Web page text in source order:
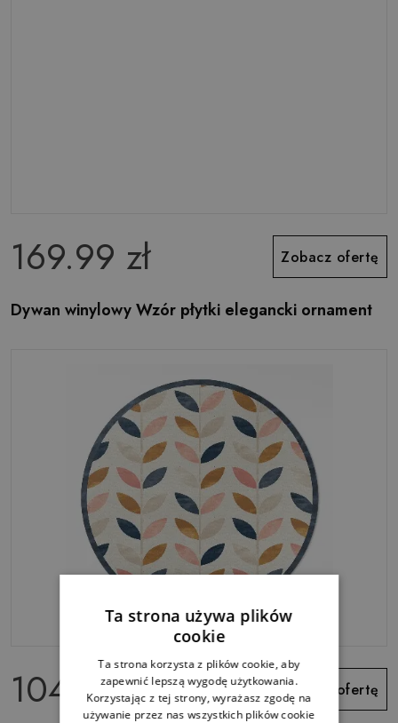
169.99 zł Zobacz ofertę
Dywan winylowy Wzór płytki elegancki ornament
104.99 zł Zobacz ofertę
Ta strona używa plików
cookie
Ta strona korzysta z plików cookie, aby
zapewnić lepszą wygodę użytkowania.
Korzystając z tej strony, wyrażasz zgodę na
używanie przez nas wszystkich plików cookie